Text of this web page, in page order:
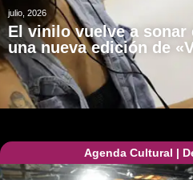
julio, 2026
El vinilo vuelve a sonar
una nueva edición de
Agenda Cultural |